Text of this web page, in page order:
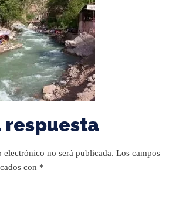
respuesta
electrónico no será publicada. Los campos
con *